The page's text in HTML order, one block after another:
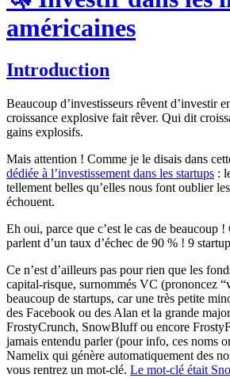
américaines
Introduction
Beaucoup d’investisseurs rêvent d’investir
croissance explosive fait rêver. Qui dit
gains explosifs.
Mais attention ! Comme je le disais dans
dédiée à l’investissement dans les startups :
tellement belles qu’elles nous font oublier
échouent.
Eh oui, parce que c’est le cas de beaucoup !
parlent d’un taux d’échec de 90 % ! 9
Ce n’est d’ailleurs pas pour rien que les
capital-risque, surnommés VC (prononcez
beaucoup de startups, car une très petite
des Facebook ou des Alan et la grande
FrostyCrunch, SnowBluff ou encore
jamais entendu parler (pour info, ces noms
Namelix qui génère automatiquement des
vous rentrez un mot-clé. Le mot-clé était